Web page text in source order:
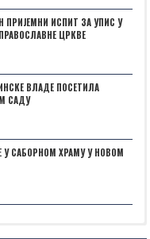
ИСПИТ ЗА УПИС У
ЦРКВЕ
ВЛАДЕ ПОСЕТИЛА
САДУ
У САБОРНОМ ХРАМУ У НОВОМ